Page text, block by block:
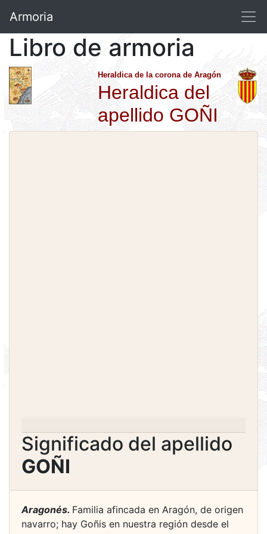
Armoria
Libro de armoria
Heraldica de la corona de Aragón
Heraldica del
apellido GOÑI
Significado del apellido
GOÑI
Aragonés. Familia afincada en Aragón, de origen
navarro; hay Goñis en nuestra región desde el